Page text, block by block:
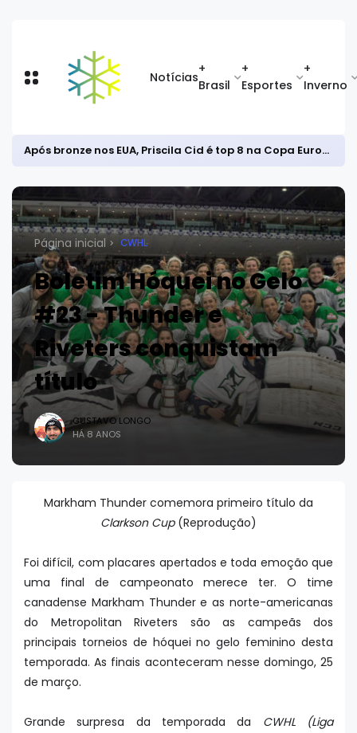
Notícias
+
Brasil
+
Esportes
+
Inverno
Radicais
Página inicial CWHL
Boletim Hóquei no Gelo
#23 - Thunder e
Riveters conquistam
título
GUSTAVO LONGO
HÁ 8 ANOS
Markham Thunder comemora primeiro título da
Clarkson Cup(Reprodução)
Foi difícil, com placares apertados e toda emoção que
uma final de campeonato merece ter. O time
canadense Markham Thunder e as norte-americanas
do Metropolitan Riveters são as campeãs dos
principais torneios de hóquei no gelo feminino desta
temporada. As finais aconteceram nesse domingo, 25
de março.
Grande surpresa da temporada da CWHL (Liga